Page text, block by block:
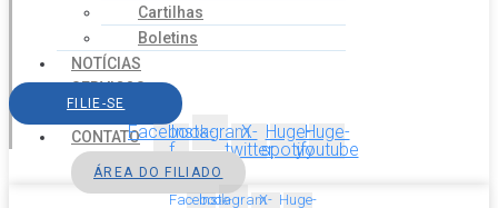
Cartilhas
Boletins
NOTÍCIAS
SERVIÇOS
AGENDA
CONTATO
FILIE-SE
Facebook-
f
InstagramX-
twitter
Huge-
spotify
Huge-
youtube
ÁREA DO FILIADO
Facebook-InstagramX- Huge-